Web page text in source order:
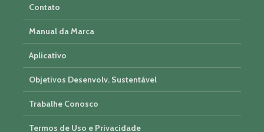
Contato
Manual da Marca
Aplicativo
Objetivos Desenvolv. Sustentável
Trabalhe Conosco
Termos de Uso e Privacidade